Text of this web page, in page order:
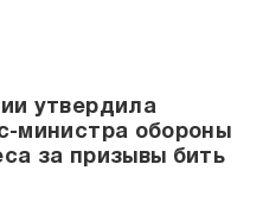
утвердила
министра обороны
за призывы бить